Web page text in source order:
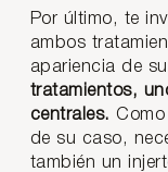
Por último, te
ambos
apariencia de
tratamientos,
centrales.
de su caso,
también un